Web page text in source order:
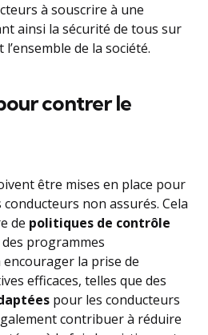
à souscrire à une
ainsi la sécurité de tous sur
de la société.
contrer le
être mises en place pour
non assurés. Cela
de politiques de contrôle
programmes
la prise de
efficaces, telles que des
pour les conducteurs
contribuer à réduire